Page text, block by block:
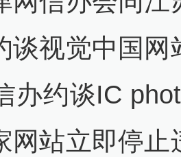
谈视觉中国网
办约谈IC
网站立即停止